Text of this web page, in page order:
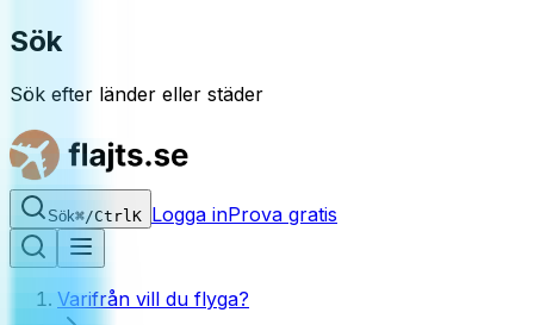
Sök
Sök efter länder eller städer
Sök⌘/Ctrl K Logga inProva gratis
Varifrån vill du flyga?